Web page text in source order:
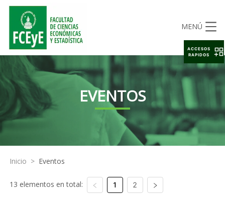
MENÚ
EVENTOS
Inicio > Eventos
13 elementos en total: 1 2
ACCESOS
RAPIDOS